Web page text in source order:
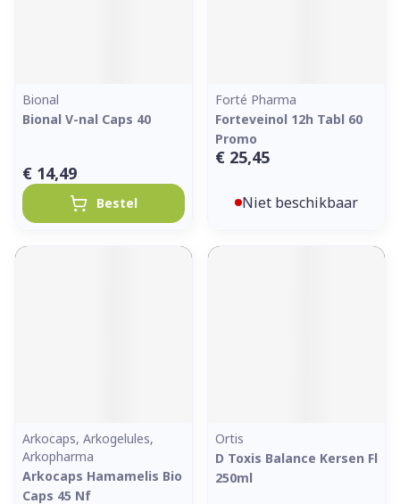
Bional
Bional V-nal Caps 40
€ 14,49
Bestel
Forté Pharma
Forteveinol 12h Tabl 60
Promo
€ 25,45
Niet beschikbaar
Arkocaps, Arkogelules,
Arkopharma
Arkocaps Hamamelis Bio
Caps 45 Nf
Ortis
D Toxis Balance Kersen Fl
250ml